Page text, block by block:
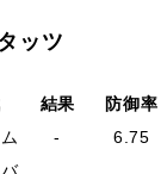
ッツ
結果 防御率
- 6.75